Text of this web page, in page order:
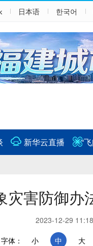
日本语 한국어
新华云直播 “
灾害防御办
2023-12-29
字体：
小 中 大